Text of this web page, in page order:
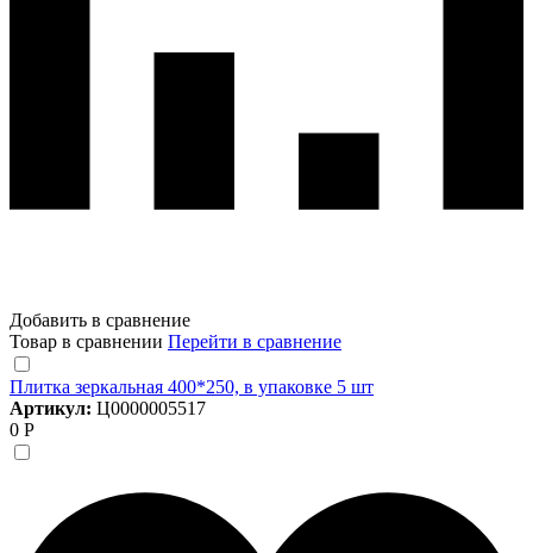
Добавить в сравнение
Товар в сравнении Перейти в сравнение
Плитка зеркальная 400*250, в упаковке 5 шт
Артикул: Ц0000005517
0 Р